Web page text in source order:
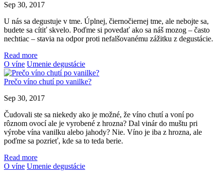
Sep 30, 2017
U nás sa degustuje v tme. Úplnej, čiernočiernej tme, ale nebojte sa,
budete sa cítiť skvelo. Poďme si povedať ako sa náš mozog – často
nechtiac – stavia na odpor proti nefalšovanému zážitku z degustácie.
Read more
O víne Umenie degustácie
Prečo víno chutí po vanilke?
Sep 30, 2017
Čudovali ste sa niekedy ako je možné, že víno chutí a voní po
rôznom ovocí ale je vyrobené z hrozna? Dal vinár do muštu pri
výrobe vína vanilku alebo jahody? Nie. Víno je iba z hrozna, ale
poďme sa pozrieť, kde sa to teda berie.
Read more
O víne Umenie degustácie